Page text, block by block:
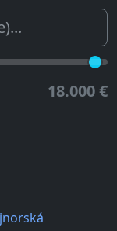
18.000 €